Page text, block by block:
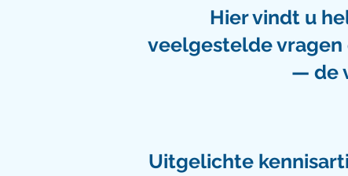
Hier vindt u
veelgestelde
— de
Uitgelichte